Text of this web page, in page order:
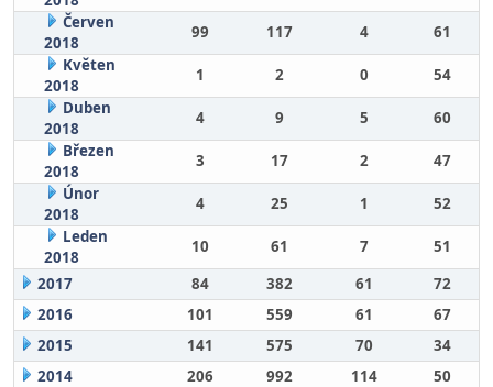
Červen
2018
99 117 4
61
Květen
2018
1 2 0
54
Duben
2018
4 9 5
60
Březen
2018
3 17 2
47
Únor
2018
4 25 1
52
Leden
2018
10 61 7
51
2017
84 382 61
72
2016
101 559 61
67
2015
141 575 70
34
2014
206 992 114
50